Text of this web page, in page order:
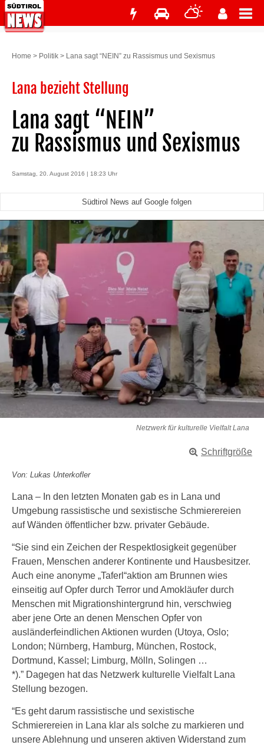
Home > Politik > Lana sagt “NEIN” zu Rassismus und Sexismus
Lana bezieht Stellung
Lana sagt “NEIN”
zu Rassismus und Sexismus
Samstag, 20. August 2016 | 18:23 Uhr
Südtirol News auf Google folgen
Netzwerk für kulturelle Vielfalt Lana
Schriftgröße
Von: Lukas Unterkofler
Lana – In den letzten Monaten gab es in Lana und
Umgebung rassistische und sexistische Schmierereien
auf Wänden öffentlicher bzw. privater Gebäude.
“Sie sind ein Zeichen der Respektlosigkeit gegenüber
Frauen, Menschen anderer Kontinente und Hausbesitzer.
Auch eine anonyme „Taferl“aktion am Brunnen wies
einseitig auf Opfer durch Terror und Amokläufer durch
Menschen mit Migrationshintergrund hin, verschwieg
aber jene Orte an denen Menschen Opfer von
ausländerfeindlichen Aktionen wurden (Utoya, Oslo;
London; Nürnberg, Hamburg, München, Rostock,
Dortmund, Kassel; Limburg, Mölln, Solingen …
*).” Dagegen hat das Netzwerk kulturelle Vielfalt Lana
Stellung bezogen.
“Es geht darum rassistische und sexistische
Schmierereien in Lana klar als solche zu markieren und
unsere Ablehnung und unseren aktiven Widerstand zum